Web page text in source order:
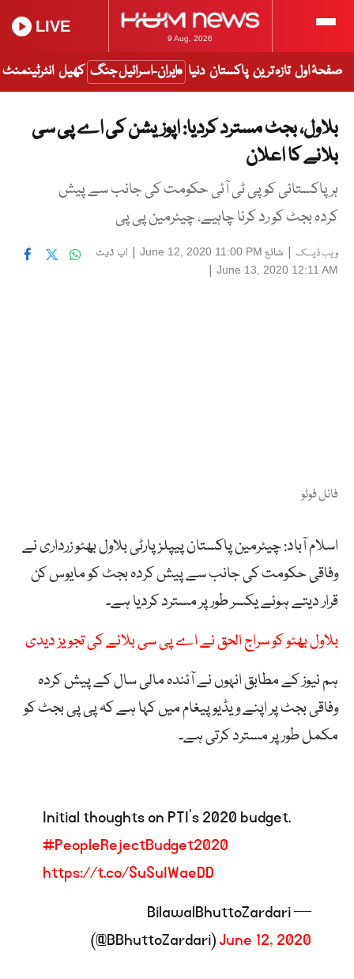
9 Aug, 2026
LIVE
صفحۂ اول تازہ ترین پاکستان دنیا ایران-اسرائیل جنگ کھیل انٹرٹینمنٹ
بلاول، بجٹ مسترد کردیا: اپوزیشن کی اے پی سی
بلانے کا اعلان
ہر پاکستانی کو پی ٹی آئی حکومت کی جانب سے پیش
کردہ بجٹ کو رد کرنا چاہیے، چیئرمین پی پی
ویب ڈیسک | شائع June 12, 2020 11:00 PM
| اپ ڈیٹ
June 13, 2020 12:11 AM
|
فائل فوٹو
اسلام آباد: چیئرمین پاکستان پیپلزپارٹی بلاول بھٹو زرداری نے
وفاقی حکومت کی جانب سے پیش کردہ بجٹ کو مایوس کن
قرار دیتے ہوئے یکسر طور پر مسترد کردیا ہے۔
بلاول بھٹو کو سراج الحق نے اے پی سی بلانے کی تجویز دیدی
ہم نیوز کے مطابق انہوں نے آئندہ مالی سال کے پیش کردہ
وفاقی بجٹ پر اپنے ویڈیو پیغام میں کہا ہے کہ پی پی بجٹ کو
مکمل طور پر مسترد کرتی ہے۔
Initial thoughts on PTI’s 2020 budget.
#PeopleRejectBudget2020
https://t.co/SuSuIWaeDD
— BilawalBhuttoZardari
(@BBhuttoZardari)June 12, 2020